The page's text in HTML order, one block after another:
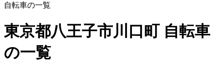
自転車の一覧
東京都八王子市川口町 自転車
の一覧